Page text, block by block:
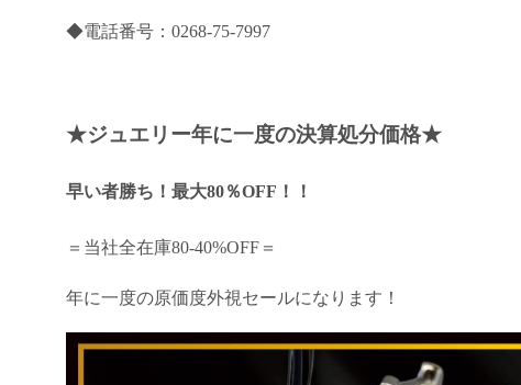
◆電話番号：0268-75-7997
★ジュエリー年に一度の決算処分価格★
早い者勝ち！最大80％OFF！！
＝当社全在庫80-40%OFF＝
年に一度の原価度外視セールになります！